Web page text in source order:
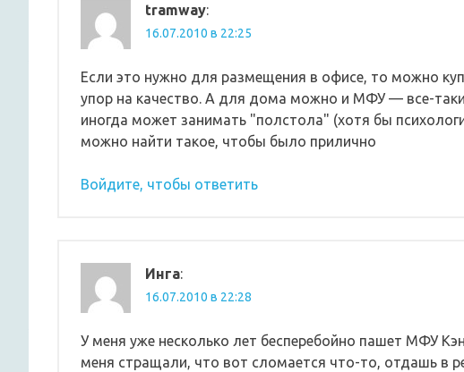
tramway:
16.07.2010 в 22:25
Если это нужно для размещения в офисе, то можно
упор на качество. А для дома можно и МФУ — все-
иногда может занимать "полстола" (хотя бы
можно найти такое, чтобы было прилично
Войдите, чтобы ответить
Инга:
16.07.2010 в 22:28
У меня уже несколько лет бесперебойно пашет МФУ
меня стращали, что вот сломается что-то, отдашь в